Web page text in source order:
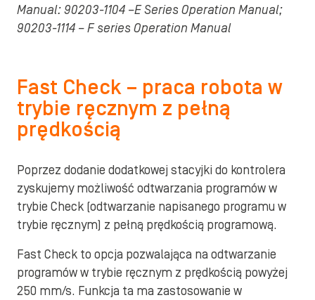
Manual: 90203-1104 –E Series Operation Manual;
90203-1114 – F series Operation Manual
Fast Check – praca robota w
trybie ręcznym z pełną
prędkością
Poprzez dodanie dodatkowej stacyjki do kontrolera
zyskujemy możliwość odtwarzania programów w
trybie Check (odtwarzanie napisanego programu w
trybie ręcznym) z pełną prędkością programową.
Fast Check to opcja pozwalająca na odtwarzanie
programów w trybie ręcznym z prędkością powyżej
250 mm/s. Funkcja ta ma zastosowanie w